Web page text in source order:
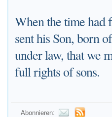
When the time had
sent his Son, born
under law, that we
full rights of sons.
Abonnieren: